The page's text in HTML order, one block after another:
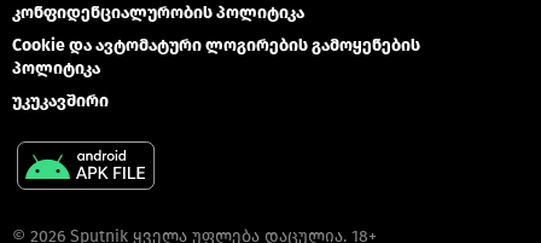
კონფიდენციალურობის პოლიტიკა
Cookie და ავტომატური ლოგირების გამოყენების
პოლიტიკა
უკუკავშირი
© 2026 Sputnik ყველა უფლება დაცულია. 18+